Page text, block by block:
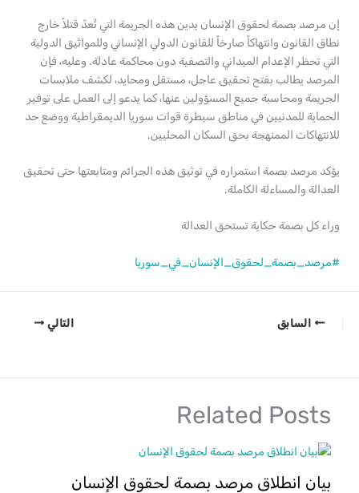
إن مرصد بصمة لحقوق الإنسان يدين هذه الجريمة التي تُعدّ قتلاً خارج
نطاق القانون وانتهاكاً صارخاً للقانون الدولي الإنساني وللمواثيق الدولية
التي تحظر الإعدام الميداني والتصفية دون محاكمة عادلة. وعليه، فإن
المرصد يطالب بفتح تحقيق عاجل، مستقل ومحايد، لكشف ملابسات
الجريمة ومحاسبة جميع المسؤولين عنها، كما يدعو إلى العمل على توفير
الحماية للمدنيين في مناطق سيطرة قوات سوريا الديمقراطية ووضع حد
للانتهاكات الممنهجة بحق السكان المحليين.
يؤكد مرصد بصمة استمراره في توثيق هذه الجرائم ومتابعتها حتى تحقيق
العدالة والمساءلة الكاملة.
وراء كل بصمة حكاية تستحق العدالة
#مرصد_بصمة_لحقوق_الإنسان_في_سوريا
السابق التالي
Related Posts
بيان انطلاق مرصد بصمة لحقوق الإنسان